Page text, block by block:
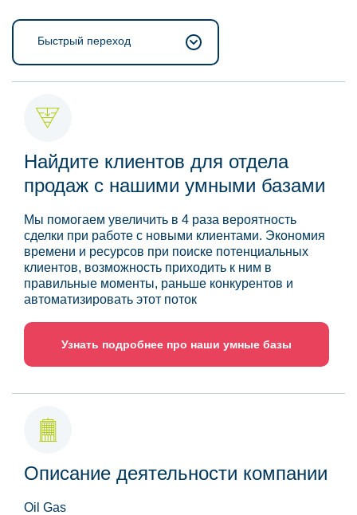
Быстрый переход
Найдите клиентов для отдела
продаж с нашими умными базами
Мы помогаем увеличить в 4 раза вероятность
сделки при работе с новыми клиентами. Экономия
времени и ресурсов при поиске потенциальных
клиентов, возможность приходить к ним в
правильные моменты, раньше конкурентов и
автоматизировать этот поток
Узнать подробнее про наши умные базы
Описание деятельности компании
Oil Gas